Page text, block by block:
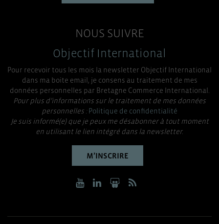
NOUS SUIVRE
Objectif International
Pour recevoir tous les mois la newsletter Objectif International
dans ma boite email, je consens au traitement de mes
données personnelles par Bretagne Commerce International.
Pour plus d’informations sur le traitement de mes données
personnelles :Politique de confidentialité
Je suis informé(e) que je peux me désabonner à tout moment
en utilisant le lien intégré dans la newsletter.
M’INSCRIRE